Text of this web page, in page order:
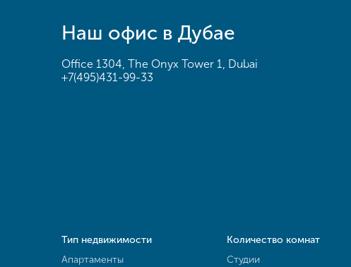
Наш офис в Дубае
Office 1304, The Onyx Tower 1, Dubai
+7(495)431-99-33
Тип недвижимости
Апартаменты
Количество комнат
Студии